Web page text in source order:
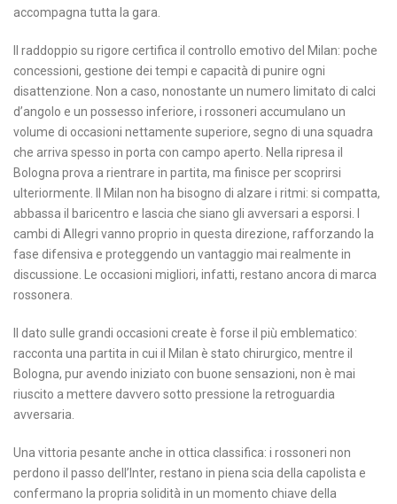
accompagna tutta la gara.
Il raddoppio su rigore certifica il controllo emotivo del Milan: poche
concessioni, gestione dei tempi e capacità di punire ogni
disattenzione. Non a caso, nonostante un numero limitato di calci
d’angolo e un possesso inferiore, i rossoneri accumulano un
volume di occasioni nettamente superiore, segno di una squadra
che arriva spesso in porta con campo aperto. Nella ripresa il
Bologna prova a rientrare in partita, ma finisce per scoprirsi
ulteriormente. Il Milan non ha bisogno di alzare i ritmi: si compatta,
abbassa il baricentro e lascia che siano gli avversari a esporsi. I
cambi di Allegri vanno proprio in questa direzione, rafforzando la
fase difensiva e proteggendo un vantaggio mai realmente in
discussione. Le occasioni migliori, infatti, restano ancora di marca
rossonera.
Il dato sulle grandi occasioni create è forse il più emblematico:
racconta una partita in cui il Milan è stato chirurgico, mentre il
Bologna, pur avendo iniziato con buone sensazioni, non è mai
riuscito a mettere davvero sotto pressione la retroguardia
avversaria.
Una vittoria pesante anche in ottica classifica: i rossoneri non
perdono il passo dell’Inter, restano in piena scia della capolista e
confermano la propria solidità in un momento chiave della